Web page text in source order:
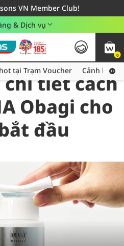
VN Member Club!
cho đơn hàng từ 249,000Đ
dụng khu vực TP. Hồ Chí Minh
& Dịch vụ
0
Thu thập thêm voucher hot tại Trạm Voucher
tại Trạm Voucher Cảnh báo
tiết cách
Obagi cho
đầu